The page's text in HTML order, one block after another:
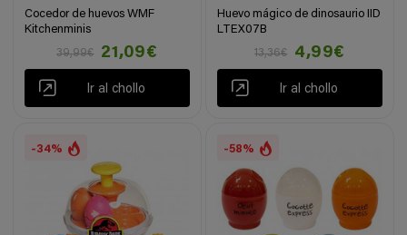
Cocedor de huevos WMF
Kitchenminis
39,99€
21,09€
Ir al chollo
Huevo mágico de dinosaurio IID
LTEX07B
13,36€
4,99€
Ir al chollo
-34% -58%